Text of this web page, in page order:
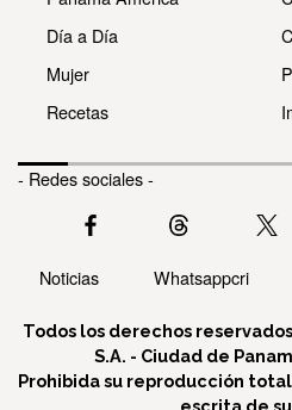
Día a Día
Mujer
Recetas
- Redes sociales -
Noticias Whatsappcri
Todos los derechos
S.A. - Ciudad de
Prohibida su reproducción
escrita de